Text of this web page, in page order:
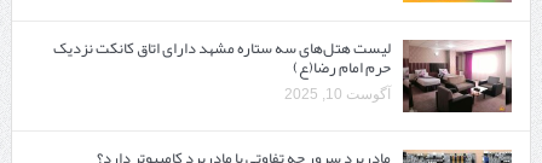
لیست هتل‌های سه ستاره مشهد دارای اتاق کانکت نزدیک
حرم امام رضا(ع)
آگوست 10, 2025